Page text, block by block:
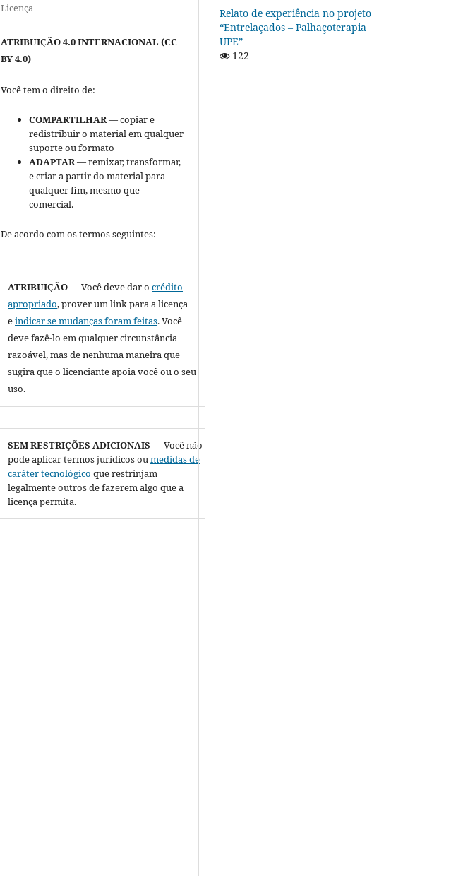
Licença
ATRIBUIÇÃO 4.0 INTERNACIONAL (CC
BY 4.0)
Você tem o direito de:
COMPARTILHAR— copiar e
redistribuir o material em qualquer
suporte ou formato
ADAPTAR— remixar, transformar,
e criar a partir do material para
qualquer fim, mesmo que
comercial.
De acordo com os termos seguintes:
ATRIBUIÇÃO— Você deve dar ocrédito
apropriado, prover um link para a licença
eindicar se mudanças foram feitas. Você
deve fazê-lo em qualquer circunstância
razoável, mas de nenhuma maneira que
sugira que o licenciante apoia você ou o seu
uso.
SEM RESTRIÇÕES ADICIONAIS — Você não
pode aplicar termos jurídicos oumedidas de
caráter tecnológico que restrinjam
legalmente outros de fazerem algo que a
licença permita.
Relato de experiência no projeto
“Entrelaçados – Palhaçoterapia
UPE”
122